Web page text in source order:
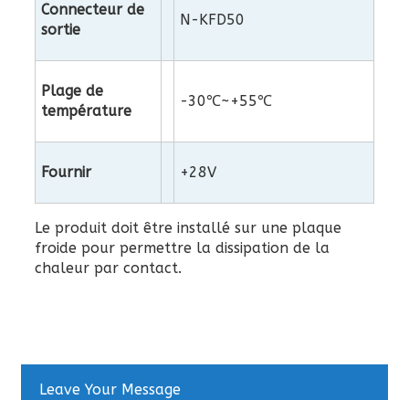
Connecteur de
sortie
N-KFD50
Plage de
température
-30℃~+55℃
Fournir +28V
Le produit doit être installé sur une plaque
froide pour permettre la dissipation de la
chaleur par contact.
Leave Your Message